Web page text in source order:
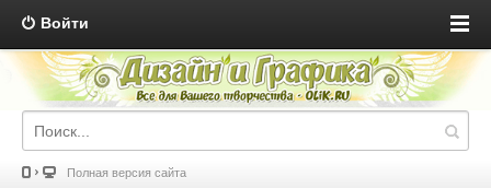
Войти
Полная версия сайта